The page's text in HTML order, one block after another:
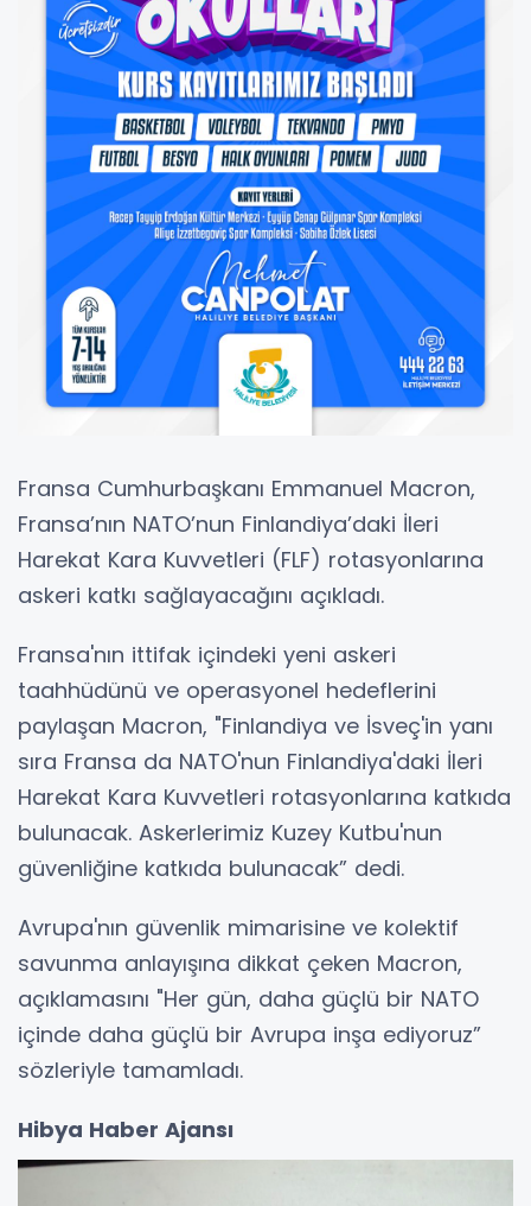
Fransa Cumhurbaşkanı Emmanuel Macron,
Fransa’nın NATO’nun Finlandiya’daki İleri
Harekat Kara Kuvvetleri (FLF) rotasyonlarına
askeri katkı sağlayacağını açıkladı.
Fransa'nın ittifak içindeki yeni askeri
taahhüdünü ve operasyonel hedeflerini
paylaşan Macron, "Finlandiya ve İsveç'in yanı
sıra Fransa da NATO'nun Finlandiya'daki İleri
Harekat Kara Kuvvetleri rotasyonlarına katkıda
bulunacak. Askerlerimiz Kuzey Kutbu'nun
güvenliğine katkıda bulunacak” dedi.
Avrupa'nın güvenlik mimarisine ve kolektif
savunma anlayışına dikkat çeken Macron,
açıklamasını "Her gün, daha güçlü bir NATO
içinde daha güçlü bir Avrupa inşa ediyoruz”
sözleriyle tamamladı.
Hibya Haber Ajansı